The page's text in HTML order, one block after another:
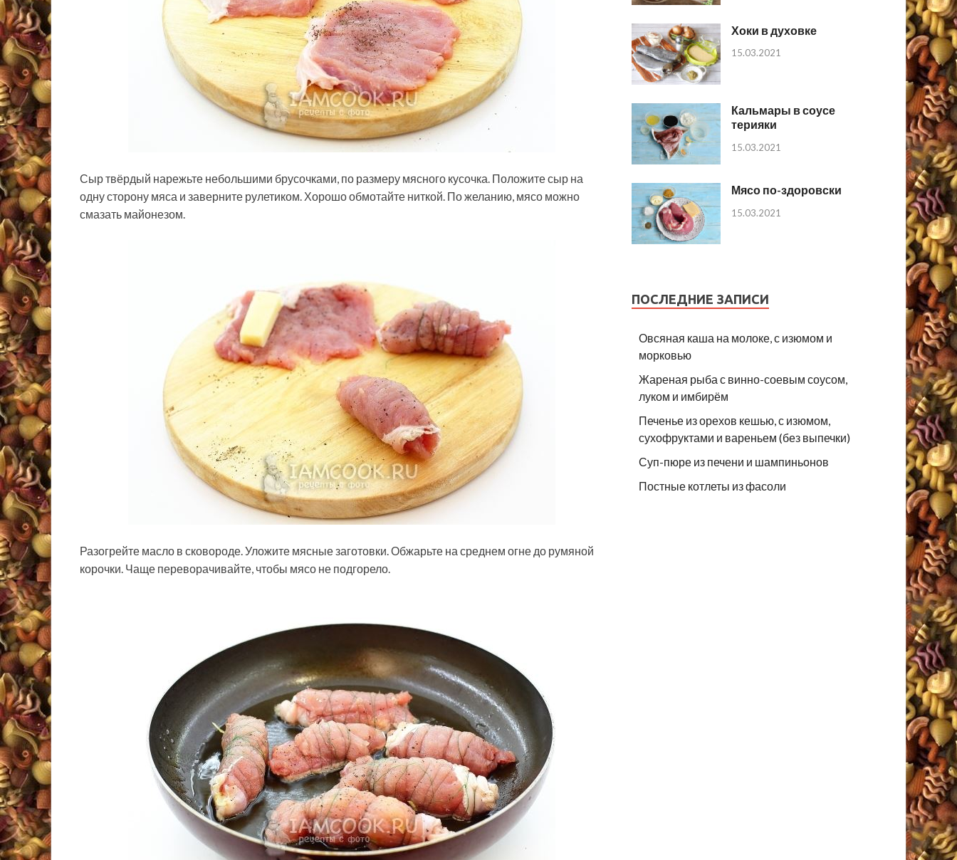
Сыр твёрдый нарежьте небольшими брусочками, по размеру мясного кусочка. Положите сыр на
одну сторону мяса и заверните рулетиком. Хорошо обмотайте ниткой. По желанию, мясо можно
смазать майонезом.
Разогрейте масло в сковороде. Уложите мясные заготовки. Обжарьте на среднем огне до румяной
корочки. Чаще переворачивайте, чтобы мясо не подгорело.
Хоки в духовке
15.03.2021
Кальмары в соусе
терияки
15.03.2021
Мясо по-здоровски
15.03.2021
ПОСЛЕДНИЕ ЗАПИСИ
Овсяная каша на молоке, с изюмом и
морковью
Жареная рыба с винно-соевым соусом,
луком и имбирём
Печенье из орехов кешью, с изюмом,
сухофруктами и вареньем (без выпечки)
Суп-пюре из печени и шампиньонов
Постные котлеты из фасоли